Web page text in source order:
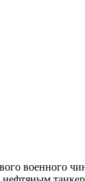
задерживаются до 12 часов по всей Украине • США убедили Украину отказаться от ударов по нефтяным танкерам и объектам Каспийского трубопроводного консорциума в Новороссийске, который обеспечивает 80% экспорта казахской нефти • В Белграде проходит официальная встреча Зеленского и Вучича • Бывший игрок НБА Энес Фридом подал заявку в женскую баскетбольную лигу США — WNBA • Экспорт сельхозпродукции из Украины в сезоне 2026-2027 годов может сократиться более чем вдвое из-за российских ударов по портам Одесской области • SpaceX и Tesla строят проект Terafab – самый большой комплекс по производству чипов в мире • В Верховной Раде экс-министру обороны Федорову предлагают мобилизоваться • В бывших польских селах Островки и Воля-Островецкая на Волыни в результате